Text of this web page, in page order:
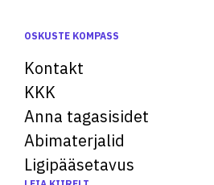
OSKUSTE KOMPASS
Kontakt
KKK
Anna tagasisidet
Abimaterjalid
Ligipääsetavus